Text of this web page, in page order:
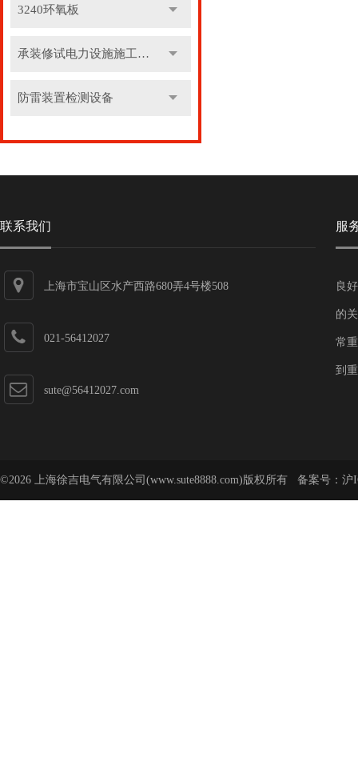
3240环氧板
承装修试电力设施施工机具
防雷装置检测设备
联系我们
上海市宝山区水产西路680弄4号楼508
021-56412027
sute@56412027.com
服
良
的
常
到
©2026 上海徐吉电气有限公司(www.sute8888.com)版权所有 备案号： 沪